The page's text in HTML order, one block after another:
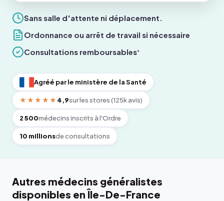
Sans salle d'attente ni déplacement.
Ordonnance ou arrêt de travail si nécessaire
Consultations remboursables*
Agréé par le ministère de la Santé
★★★★★ 4,9sur les stores (125k avis)
2 500médecins inscrits à l'Ordre
10 millionsde consultations
Autres médecins généralistes
disponibles en Île-De-France